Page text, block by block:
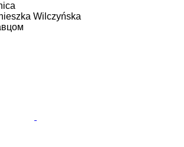
Wilczyńska